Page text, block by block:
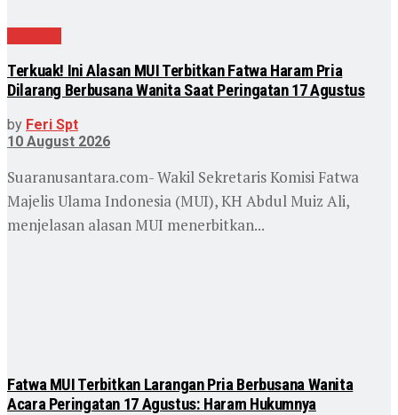
Terkuak! Ini Alasan MUI Terbitkan Fatwa Haram Pria
Dilarang Berbusana Wanita Saat Peringatan 17 Agustus
by Feri Spt
10 August 2026
Suaranusantara.com- Wakil Sekretaris Komisi Fatwa
Majelis Ulama Indonesia (MUI), KH Abdul Muiz Ali,
menjelasan alasan MUI menerbitkan...
Fatwa MUI Terbitkan Larangan Pria Berbusana Wanita
Acara Peringatan 17 Agustus: Haram Hukumnya